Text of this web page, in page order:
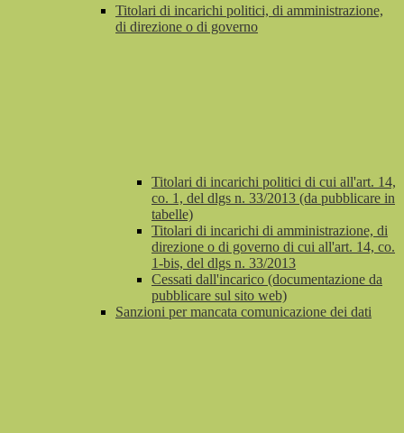
Titolari di incarichi politici, di amministrazione,
di direzione o di governo
Titolari di incarichi politici di cui all'art. 14,
co. 1, del dlgs n. 33/2013 (da pubblicare in
tabelle)
Titolari di incarichi di amministrazione, di
direzione o di governo di cui all'art. 14, co.
1-bis, del dlgs n. 33/2013
Cessati dall'incarico (documentazione da
pubblicare sul sito web)
Sanzioni per mancata comunicazione dei dati